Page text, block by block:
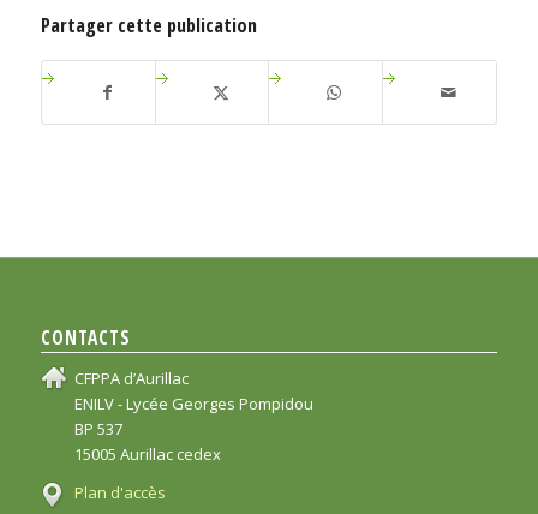
Partager cette publication
CONTACTS
CFPPA d’Aurillac
ENILV - Lycée Georges Pompidou
BP 537
15005 Aurillac cedex
Plan d'accès